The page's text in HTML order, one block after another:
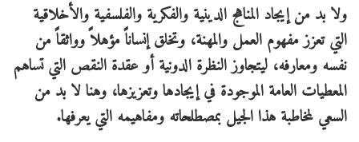
ولا بد من إيجاد المناهج الدينية والفكرية والفلسفية والأخلاقية
التي تعزز مفهوم العمل والمهنة، وتخلق إنساناً مؤهلاً وواثقاً من
نفسه ومعارفه، ليتجاوز النظرة الدونية أو عقدة النقص التي تساهم
المعطيات العامة الموجودة في إيجادها وتعزيزها، وهنا لا بد من
السعي لمخاطبة هذا الجيل بمصطلحاته ومفاهيمه التي يعرفها.